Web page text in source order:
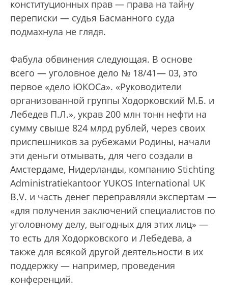
конституционных прав — права на тайну
переписки — судья Басманного суда
подмахнула не глядя.
Фабула обвинения следующая. В основе
всего — уголовное дело № 18/41— 03, это
первое «дело ЮКОСа». «Руководители
организованной группы Ходорковский М.Б. и
Лебедев П.Л.», украв 200 млн тонн нефти на
сумму свыше 824 млрд рублей, через своих
приспешников за рубежами Родины, начали
эти деньги отмывать, для чего создали в
Амстердаме, Нидерланды, компанию Stichting
Administratiekantoor YUKOS International UK
B.V. и часть денег переправляли экспертам —
«для получения заключений специалистов по
уголовному делу, выгодных для этих лиц» —
то есть для Ходорковского и Лебедева, а
также для всякой другой деятельности в их
поддержку — например, проведения
конференций.